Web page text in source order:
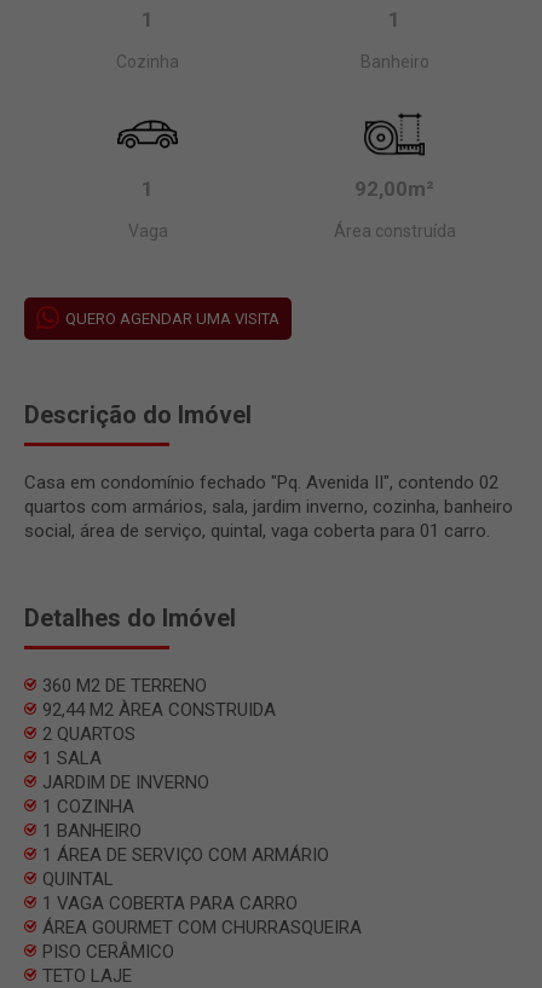
1
Cozinha
1
Banheiro
1
Vaga
92,00m²
Área construída
QUERO AGENDAR UMA VISITA
Descrição do Imóvel
Casa em condomínio fechado "Pq. Avenida II", contendo 02
quartos com armários, sala, jardim inverno, cozinha, banheiro
social, área de serviço, quintal, vaga coberta para 01 carro.
Detalhes do Imóvel
360 M2 DE TERRENO
92,44 M2 ÀREA CONSTRUIDA
2 QUARTOS
1 SALA
JARDIM DE INVERNO
1 COZINHA
1 BANHEIRO
1 ÁREA DE SERVIÇO COM ARMÁRIO
QUINTAL
1 VAGA COBERTA PARA CARRO
ÁREA GOURMET COM CHURRASQUEIRA
PISO CERÂMICO
TETO LAJE